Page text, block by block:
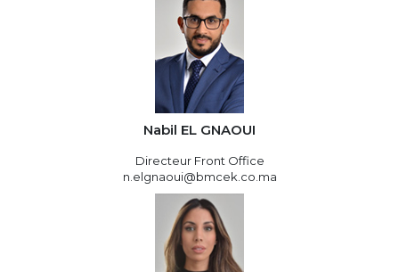
Nabil EL GNAOUI
Directeur Front Office
n.elgnaoui@bmcek.co.ma